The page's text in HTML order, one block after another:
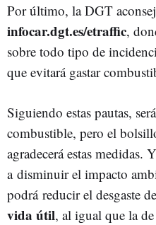
Por último, la DGT
infocar.dgt.es/etraffic,
sobre todo tipo de
que evitará gastar
Siguiendo estas pautas,
combustible, pero el
agradecerá estas medidas.
a disminuir el impacto
podrá reducir el desgaste
vida útil, al igual que la